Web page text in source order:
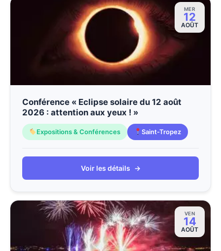
MER
12
AOÛT
Conférence « Eclipse solaire du 12 août
2026 : attention aux yeux ! »
Expositions & Conférences Saint-Tropez
Voir les détails →
VEN
14
AOÛT